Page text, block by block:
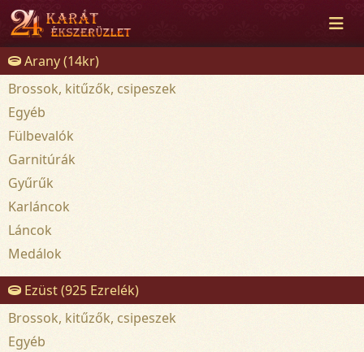
Arany (14kr)
Brossok, kitűzők, csipeszek
Egyéb
Fülbevalók
Garnitúrák
Gyűrűk
Karláncok
Láncok
Medálok
Ezüst (925 Ezrelék)
Brossok, kitűzők, csipeszek
Egyéb